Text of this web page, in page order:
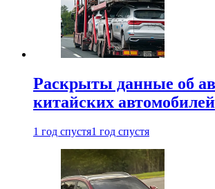
Раскрыты данные об
китайских автомобилей
1 год спустя1 год спустя